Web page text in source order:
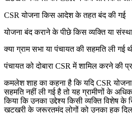
CSR योजना किस आदेश के तहत बंद की गई
योजना बंद कराने के पीछे किस व्यक्ति या
क्या ग्राम सभा या पंचायत की सहमति ली गई
पंचायत को दोबारा CSR में शामिल करने की
कमलेश शाह का कहना है कि यदि CSR
सहमति नहीं ली गई है तो यह ग्रामीणों के
किया कि उनका उद्देश्य किसी व्यक्ति विशेष के
खटखरी के जरूरतमंद लोगों को उनका हक